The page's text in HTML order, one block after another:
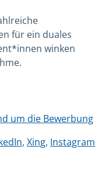
für ein duales
winken
um die Bewerbung
, Xing, Instagram